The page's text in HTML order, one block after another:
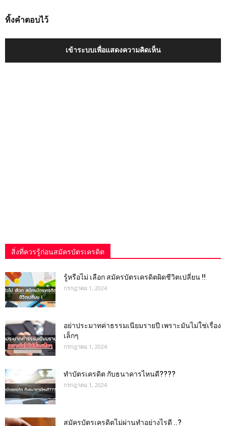
ทิ้งคำตอบไว้
เข้าระบบเพื่อแสดงความคิดเห็น
สิ่งที่ควรรู้ก่อนสมัครบัตรเครดิต
รู้หรือไม่ เลือก สมัครบัตรเครดิตผิดชีวิตเปลี่ยน !!
กรกฎาคม 1, 2024
อย่าประมาทค่าธรรมเนียมรายปี เพราะมันไม่ใช่เรื่อง
เล็กๆ
กรกฎาคม 1, 2024
ทำบัตรเครดิต กับธนาคารไหนดี????
กรกฎาคม 1, 2024
สมัครบัตรเครดิตไม่ผ่านทำอย่างไรดี ..?